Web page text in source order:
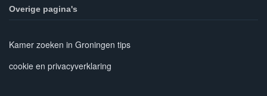
Overige pagina's
Kamer zoeken in Groningen tips
cookie en privacyverklaring